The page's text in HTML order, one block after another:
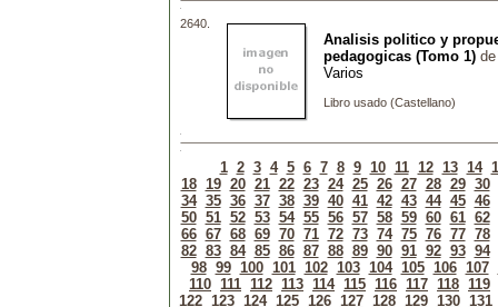
2640.
Analisis politico y
pedagogicas (Tomo 1) de
Varios
Libro usado (Castellano)
1 2 3 4 5 6 7 8 9 10 11 12 13 14
18
19 20 21 22 23 24 25 26 27 28 29 30
34 35 36 37 38 39 40 41 42 43 44 45 46
50 51 52 53 54 55 56 57 58 59 60 61 62
66 67 68 69 70 71 72 73 74 75 76 77 78
82 83 84 85 86 87 88 89 90 91 92 93 94
98 99 100 101 102 103 104 105 106 107
110 111 112 113 114 115 116 117 118 119
122
123 124 125 126 127 128 129 130
131